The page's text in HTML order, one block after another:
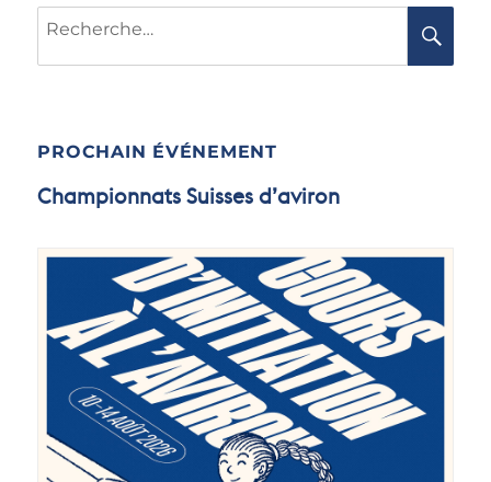
Recherche
PROCHAIN ÉVÉNEMENT
Championnats Suisses d’aviron